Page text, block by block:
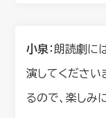
小泉 ：朗読劇に
演してください
るので、楽しみ